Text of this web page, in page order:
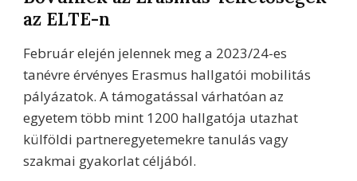
az ELTE-n
Február elején jelennek meg a 2023/24-es
tanévre érvényes Erasmus hallgatói mobilitás
pályázatok. A támogatással várhatóan az
egyetem több mint 1200 hallgatója utazhat
külföldi partneregyetemekre tanulás vagy
szakmai gyakorlat céljából.